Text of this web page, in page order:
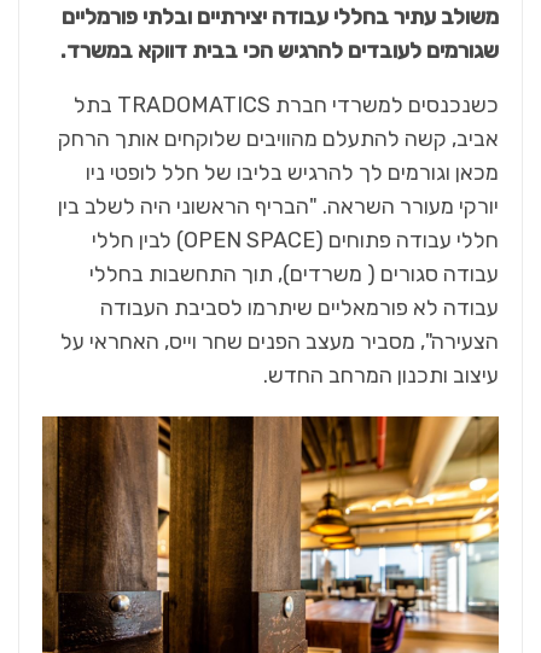
משולב עתיר בחללי עבודה יצירתיים ובלתי פורמליים
שגורמים לעובדים להרגיש הכי בבית דווקא במשרד.
כשנכנסים למשרדי חברת TRADOMATICS בתל
אביב, קשה להתעלם מהוויבים שלוקחים אותך הרחק
מכאן וגורמים לך להרגיש בליבו של חלל לופטי ניו
יורקי מעורר השראה. "הבריף הראשוני היה לשלב בין
חללי עבודה פתוחים (OPEN SPACE) לבין חללי
עבודה סגורים ( משרדים), תוך התחשבות בחללי
עבודה לא פורמאליים שיתרמו לסביבת העבודה
הצעירה", מסביר מעצב הפנים שחר וייס, האחראי על
עיצוב ותכנון המרחב החדש.